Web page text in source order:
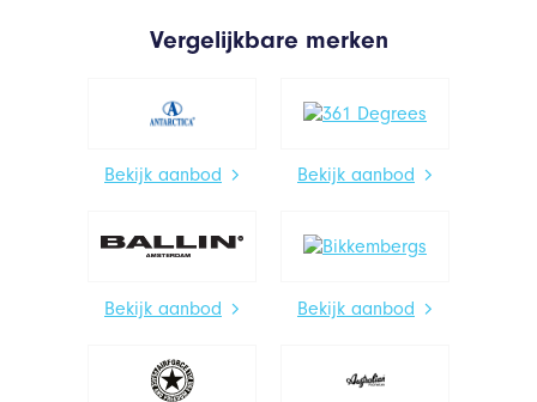
Vergelijkbare merken
Bekijk aanbod Bekijk aanbod
Bekijk aanbod Bekijk aanbod